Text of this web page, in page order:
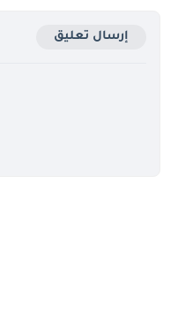
إرسال تعليق